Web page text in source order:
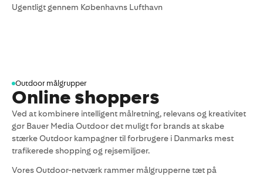
Ugentligt gennem Københavns Lufthavn​
Outdoor målgrupper
Online shoppers
Ved at kombinere intelligent målretning, relevans og kreativitet
gør Bauer Media Outdoor det muligt for brands at skabe
stærke Outdoor kampagner til forbrugere i Danmarks mest
trafikerede shopping og rejsemiljøer.
Vores Outdoor-netværk rammer målgrupperne tæt på